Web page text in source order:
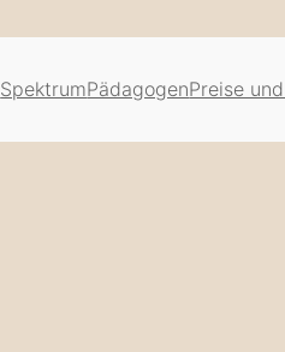
SpektrumPädagogenPreise